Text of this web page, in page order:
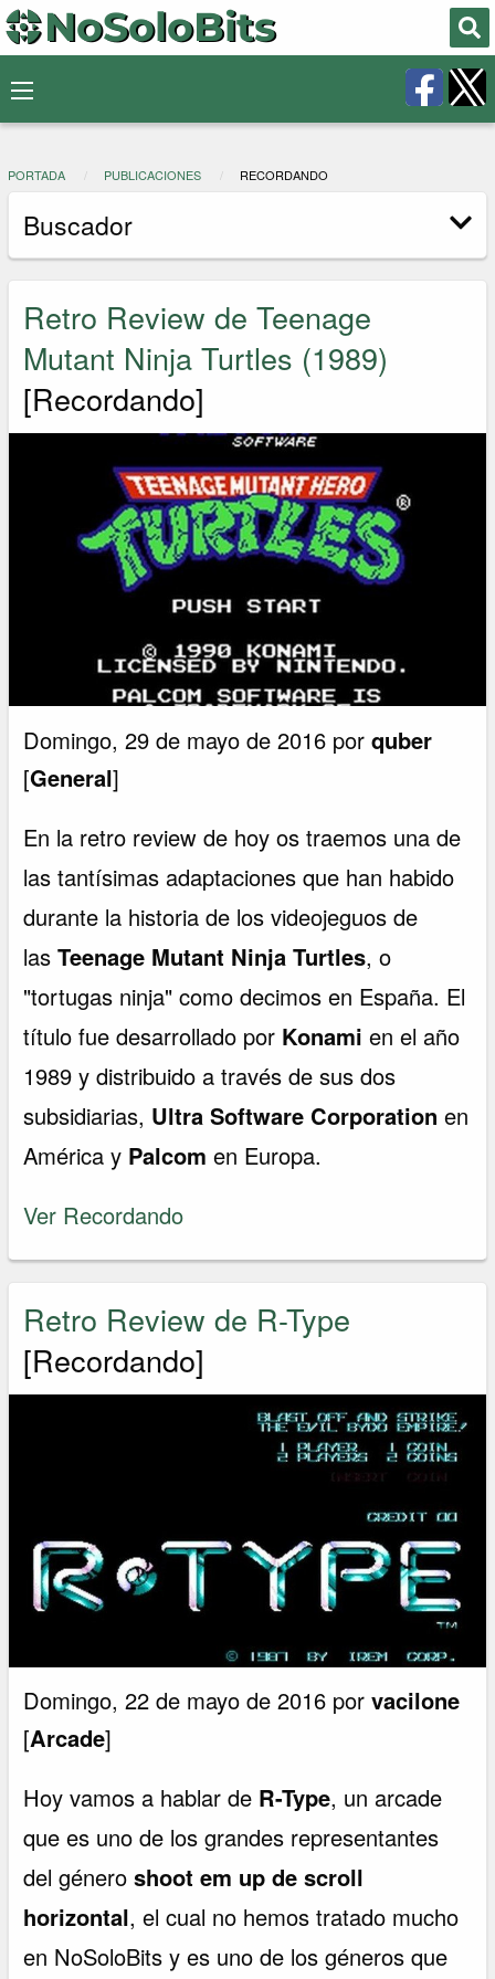
PORTADA PUBLICACIONES RECORDANDO
Buscador
Retro Review de Teenage
Mutant Ninja Turtles (1989)
[Recordando]
Domingo, 29 de mayo de 2016 porquber
[General]
En la retro review de hoy os traemos una de
las tantísimas adaptaciones que han habido
durante la historia de los videojeguos de
lasTeenage Mutant Ninja Turtles, o
"tortugas ninja" como decimos en España. El
título fue desarrollado por Konamien el año
1989 y distribuido a través de sus dos
subsidiarias, Ultra Software Corporation en
América y Palcomen Europa.
Ver Recordando
Retro Review de R-Type
[Recordando]
Domingo, 22 de mayo de 2016 porvacilone
[Arcade]
Hoy vamos a hablar de R-Type, un arcade
que es uno de los grandes representantes
del géneroshoot em up de scroll
horizontal, el cual no hemos tratado mucho
en NoSoloBits y es uno de los géneros que